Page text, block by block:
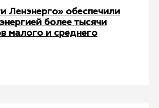
Ленэнерго» обеспечили
более тысячи
малого и среднего